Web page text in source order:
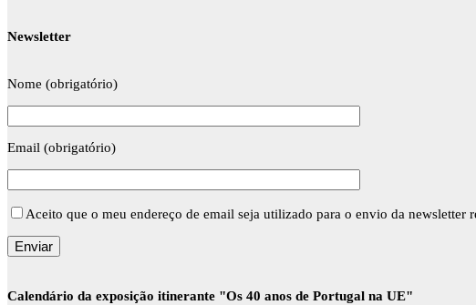
Newsletter
Nome (obrigatório)
Email (obrigatório)
Aceito que o meu endereço de email seja utilizado para o envio da newsletter
Calendário da exposição itinerante "Os 40 anos de Portugal na UE"